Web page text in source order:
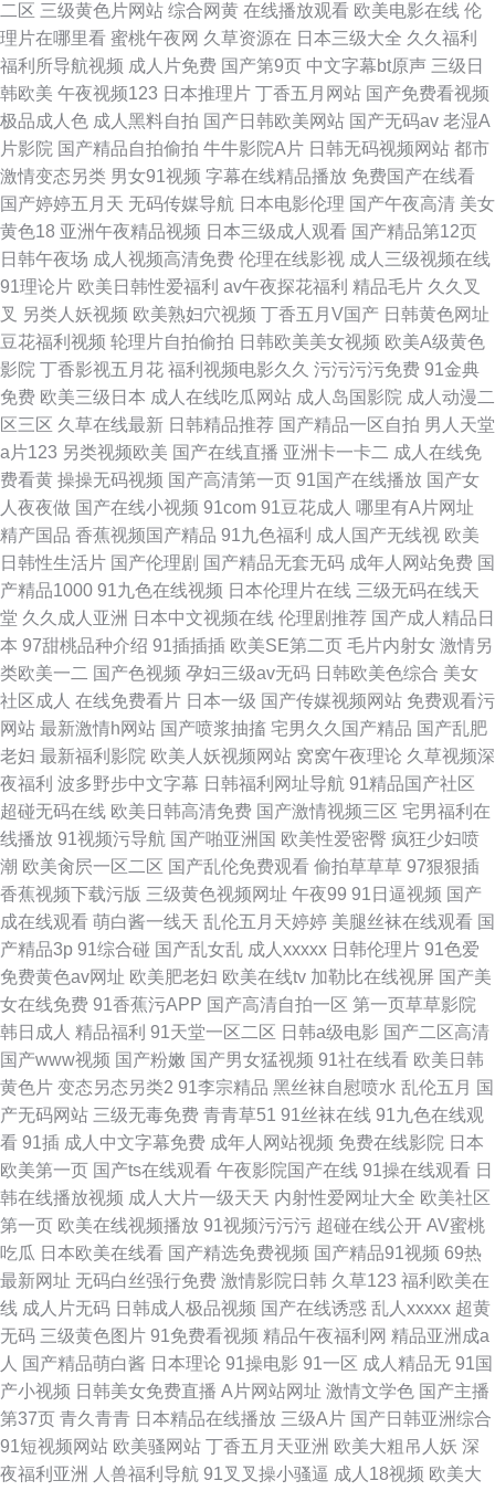
二区 三级黄色片网站 综合网黄 在线播放观看 欧美电影在线 伦
理片在哪里看 蜜桃午夜网 久草资源在 日本三级大全 久久福利
福利所导航视频 成人片免费 国产第9页 中文字幕bt原声 三级日
韩欧美 午夜视频123 日本推理片 丁香五月网站 国产免费看视频
极品成人色 成人黑料自拍 国产日韩欧美网站 国产无码av 老湿A
片影院 国产精品自拍偷拍 牛牛影院A片 日韩无码视频网站 都市
激情变态另类 男女91视频 字幕在线精品播放 免费国产在线看
国产婷婷五月天 无码传媒导航 日本电影伦理 国产午夜高清 美女
黄色18 亚洲午夜精品视频 日本三级成人观看 国产精品第12页
日韩午夜场 成人视频高清免费 伦理在线影视 成人三级视频在线
91理论片 欧美日韩性爱福利 av午夜探花福利 精品毛片 久久叉
叉 另类人妖视频 欧美熟妇穴视频 丁香五月V国产 日韩黄色网址
豆花福利视频 轮理片自拍偷拍 日韩欧美美女视频 欧美A级黄色
影院 丁香影视五月花 福利视频电影久久 污污污污免费 91金典
免费 欧美三级日本 成人在线吃瓜网站 成人岛国影院 成人动漫二
区三区 久草在线最新 日韩精品推荐 国产精品一区自拍 男人天堂
a片123 另类视频欧美 国产在线直播 亚洲卡一卡二 成人在线免
费看黄 操操无码视频 国产高清第一页 91国产在线播放 国产女
人夜夜做 国产在线小视频 91com 91豆花成人 哪里有A片网址
精产国品 香蕉视频国产精品 91九色福利 成人国产无线视 欧美
日韩性生活片 国产伦理剧 国产精品无套无码 成年人网站免费 国
产精品1000 91九色在线视频 日本伦理片在线 三级无码在线天
堂 久久成人亚洲 日本中文视频在线 伦理剧推荐 国产成人精品日
本 97甜桃品种介绍 91插插插 欧美SE第二页 毛片内射女 激情另
类欧美一二 国产色视频 孕妇三级av无码 日韩欧美色综合 美女
社区成人 在线免费看片 日本一级 国产传媒视频网站 免费观看污
网站 最新激情h网站 国产喷浆抽搐 宅男久久国产精品 国产乱肥
老妇 最新福利影院 欧美人妖视频网站 窝窝午夜理论 久草视频深
夜福利 波多野步中文字幕 日韩福利网址导航 91精品国产社区
超碰无码在线 欧美日韩高清免费 国产激情视频三区 宅男福利在
线播放 91视频污导航 国产啪亚洲国 欧美性爱密臀 疯狂少妇喷
潮 欧美肏屄一区二区 国产乱伦免费观看 偷拍草草草 97狠狠插
香蕉视频下载污版 三级黄色视频网址 午夜99 91日逼视频 国产
成在线观看 萌白酱一线天 乱伦五月天婷婷 美腿丝袜在线观看 国
产精品3p 91综合碰 国产乱女乱 成人xxxxx 日韩伦理片 91色爱
免费黄色av网址 欧美肥老妇 欧美在线tv 加勒比在线视屏 国产美
女在线免费 91香蕉污APP 国产高清自拍一区 第一页草草影院
韩日成人 精品福利 91天堂一区二区 日韩a级电影 国产二区高清
国产www视频 国产粉嫩 国产男女猛视频 91社在线看 欧美日韩
黄色片 变态另态另类2 91李宗精品 黑丝袜自慰喷水 乱伦五月 国
产无码网站 三级无毒免费 青青草51 91丝袜在线 91九色在线观
看 91插 成人中文字幕免费 成年人网站视频 免费在线影院 日本
欧美第一页 国产ts在线观看 午夜影院国产在线 91操在线观看 日
韩在线播放视频 成人大片一级天天 内射性爱网址大全 欧美社区
第一页 欧美在线视频播放 91视频污污污 超碰在线公开 AV蜜桃
吃瓜 日本欧美在线看 国产精选免费视频 国产精品91视频 69热
最新网址 无码白丝强行免费 激情影院日韩 久草123 福利欧美在
线 成人片无码 日韩成人极品视频 国产在线诱惑 乱人xxxxx 超黄
无码 三级黄色图片 91免费看视频 精品午夜福利网 精品亚洲成a
人 国产精品萌白酱 日本理论 91操电影 91一区 成人精品无 91国
产小视频 日韩美女免费直播 A片网站网址 激情文学色 国产主播
第37页 青久青青 日本精品在线播放 三级A片 国产日韩亚洲综合
91短视频网站 欧美骚网站 丁香五月天亚洲 欧美大粗吊人妖 深
夜福利亚洲
人兽福利导航 91叉叉操小骚逼 成人18视频 欧美大